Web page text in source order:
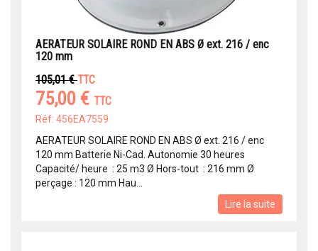
AERATEUR SOLAIRE ROND EN ABS Ø ext. 216 / enc
120 mm
105,01 €TTC
75,00 € TTC
Réf: 456EA7559
AERATEUR SOLAIRE ROND EN ABS Ø ext. 216 / enc
120 mm Batterie Ni-Cad. Autonomie 30 heures
Capacité/ heure : 25 m3 Ø Hors-tout : 216 mm Ø
perçage : 120 mm Hau...
Lire la suite